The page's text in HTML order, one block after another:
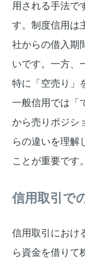
用される手法で
す。制度信用は
社からの借入期
いです。一方、
特に「空売り」
一般信用では「
から売りポジシ
らの違いを理解
ことが重要です。
信用取引で
信用取引におけ
ら資金を借りて